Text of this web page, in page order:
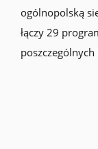
ogólnopolską
łączy 29